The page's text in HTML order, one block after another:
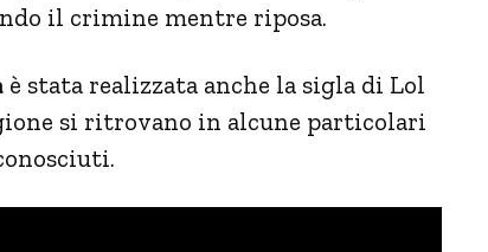
il crimine mentre riposa.
è stata realizzata anche la sigla di Lol
si ritrovano in alcune particolari